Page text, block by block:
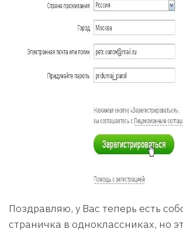
Поздравляю, у Вас теперь есть
страничка в одноклассниках, но